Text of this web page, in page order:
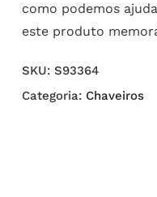
como podemos
este produto
SKU: S93364
Categoria: Chaveiros